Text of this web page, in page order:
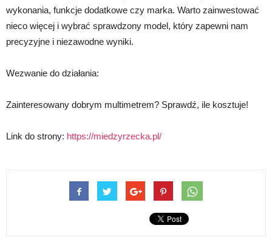
wykonania, funkcje dodatkowe czy marka. Warto zainwestować
nieco więcej i wybrać sprawdzony model, który zapewni nam
precyzyjne i niezawodne wyniki.
Wezwanie do działania:
Zainteresowany dobrym multimetrem? Sprawdź, ile kosztuje!
Link do strony: https://miedzyrzecka.pl/